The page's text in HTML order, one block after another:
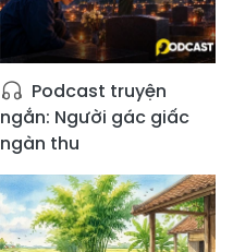
Podcast truyện
ngắn: Người gác giấc
ngàn thu